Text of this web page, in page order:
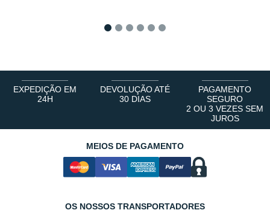
EXPEDIÇÃO EM
24H
DEVOLUÇÃO ATÉ
30 DIAS
PAGAMENTO
SEGURO
2 OU 3 VEZES SEM
JUROS
MEIOS DE PAGAMENTO
OS NOSSOS TRANSPORTADORES